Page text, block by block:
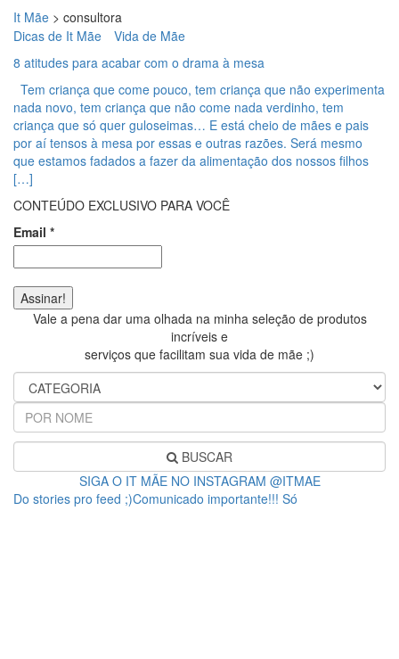
It Mãe > consultora
Dicas de It Mãe
Vida de Mãe
8 atitudes para acabar com o drama à mesa
Tem criança que come pouco, tem criança que não experimenta
nada novo, tem criança que não come nada verdinho, tem
criança que só quer guloseimas… E está cheio de mães e pais
por aí tensos à mesa por essas e outras razões. Será mesmo
que estamos fadados a fazer da alimentação dos nossos filhos
[…]
CONTEÚDO EXCLUSIVO PARA VOCÊ
Email *
Vale a pena dar uma olhada na minha seleção de produtos
incríveis e
serviços que facilitam sua vida de mãe ;)
BUSCAR
SIGA O IT MÃE NO INSTAGRAM @ITMAE
Do stories pro feed ;)Comunicado importante!!! Só